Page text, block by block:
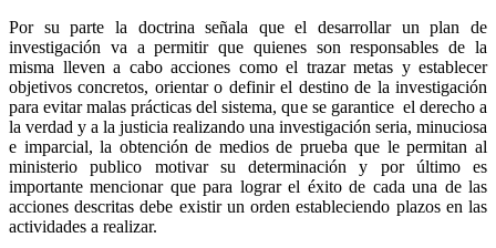
Bluesky
Por su parte la doctrina señala que el desarrollar un plan de
investigación va a permitir que quienes son responsables de la
misma lleven a cabo acciones como el trazar metas y establecer
objetivos concretos, orientar o definir el destino de la investigación
para evitar malas prácticas del sistema, que se garantice el derecho a
la verdad y a la justicia realizando una investigación seria, minuciosa
e imparcial, la obtención de medios de prueba que le permitan al
ministerio publico motivar su determinación y por último es
importante mencionar que para lograr el éxito de cada una de las
acciones descritas debe existir un orden estableciendo plazos en las
actividades a realizar.